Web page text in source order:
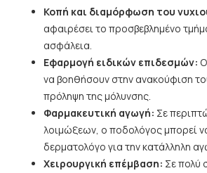
Κοπή και διαμόρφωση του
αφαιρέσει το προσβεβλημένο
ασφάλεια.
Εφαρμογή ειδικών επιδεσμών:
να βοηθήσουν στην ανακούφιση
πρόληψη της μόλυνσης.
Φαρμακευτική αγωγή: Σε
λοιμώξεων, ο ποδολόγος μπορεί
δερματολόγο για την κατάλληλη
Χειρουργική επέμβαση: Σε πολύ